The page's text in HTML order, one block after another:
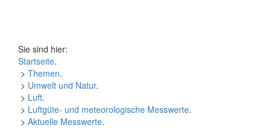
Sie sind hier:
Startseite.
> Themen.
> Umwelt und Natur.
> Luft.
> Luftgüte- und meteorologische Messwerte.
> Aktuelle Messwerte.